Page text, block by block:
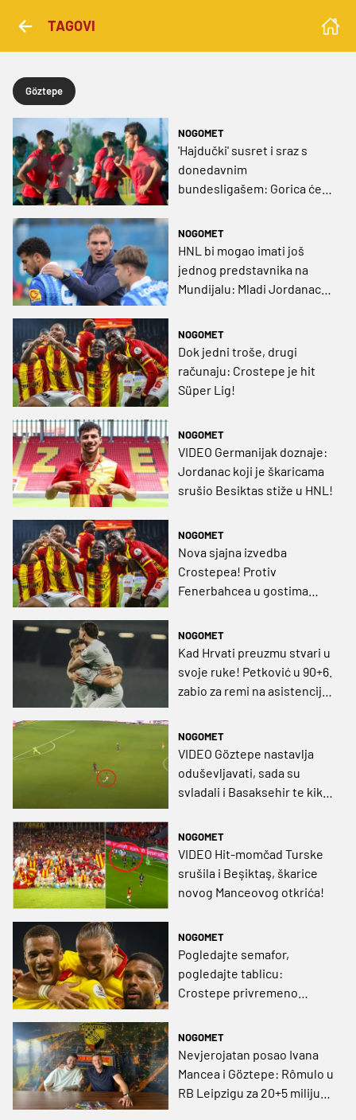
TAGOVI
Göztepe
NOGOMET
'Hajdučki' susret i sraz s
donedavnim
bundesligašem: Gorica će
pravim testovima
NOGOMET
HNL bi mogao imati još
jednog predstavnika na
Mundijalu: Mladi Jordanac
NOGOMET
Dok jedni troše, drugi
računaju: Crostepe je hit
Süper Lig!
NOGOMET
VIDEO Germanijak doznaje:
Jordanac koji je škaricama
srušio Besiktas stiže u HNL!
NOGOMET
Nova sjajna izvedba
Crostepea! Protiv
Fenerbahcea u gostima
nedostajalo i za sva tri!
NOGOMET
Kad Hrvati preuzmu stvari u
svoje ruke! Petković u 90+6.
zabio za remi na asistenciju
NOGOMET
VIDEO Göztepe nastavlja
oduševljavati, sada su
svladali i Basaksehir te kiks
NOGOMET
VIDEO Hit-momčad Turske
srušila i Beşiktaş, škarice
novog Manceovog otkrića!
NOGOMET
Pogledajte semafor,
pogledajte tablicu:
Crostepe privremeno
NOGOMET
Nevjerojatan posao Ivana
Mancea i Göztepe: Rômulo u
RB Leipzigu za 20+5 milijuna